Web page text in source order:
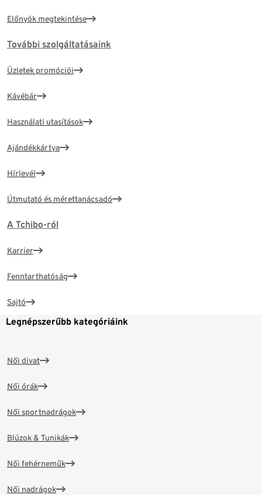
Előnyök megtekintése
További szolgáltatásaink
Üzletek promóciói
Kávébár
Használati utasítások
Ajándékkártya
Hírlevél
Útmutató és mérettanácsadó
A Tchibo-ról
Karrier
Fenntarthatóság
Sajtó
Legnépszerűbb kategóriáink
Női divat
Női órák
Női sportnadrágok
Blúzok & Tunikák
Női fehérneműk
Női nadrágok